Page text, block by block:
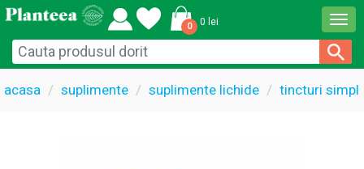
0 0 lei
acasa suplimente suplimente lichide tincturi